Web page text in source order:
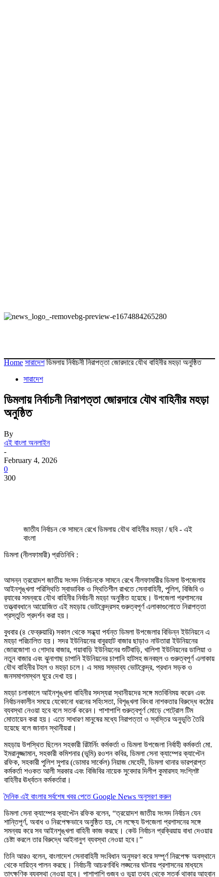
Home সারাদেশ ডিমলায় নির্বাচনী নিরাপত্তা জোরদারে যৌথ বাহিনীর মহড়া অনুষ্ঠিত
সারাদেশ
ডিমলায় নির্বাচনী নিরাপত্তা জোরদারে যৌথ বাহিনীর মহড়া
অনুষ্ঠিত
By
এই বাংলা অনলাইন
-
February 4, 2026
0
300
জাতীয নির্বাচন কে সামনে রেখে ডিমলায় যৌথ বাহিনীর মহড়া / ছবি - এই
বাংলা
ডিমলা (নীলফামারী) প্রতিনিধি :
আসন্ন ত্রয়োদশ জাতীয় সংসদ নির্বাচনকে সামনে রেখে নীলফামারীর ডিমলা উপজেলায়
আইনশৃঙ্খলা পরিস্থিতি স্বাভাবিক ও স্থিতিশীল রাখতে সেনাবাহিনী, পুলিশ, বিজিবি ও
র‍্যাবের সমন্বয়ে যৌথ বাহিনীর নির্বাচনী মহড়া অনুষ্ঠিত হয়েছে। উপজেলা প্রশাসনের
তত্ত্বাবধানে আয়োজিত এই মহড়ায় ভোটকেন্দ্রসহ গুরুত্বপূর্ণ এলাকাগুলোতে নিরাপত্তা
প্রস্তুতি প্রদর্শন করা হয়।
বুধবার (৪ ফেব্রুয়ারি) সকাল থেকে সন্ধ্যা পর্যন্ত ডিমলা উপজেলার বিভিন্ন ইউনিয়নে এ
মহড়া পরিচালিত হয়। সদর ইউনিয়নের বাবুরহাট বাজার ছাড়াও নাউতারা ইউনিয়নের
জোরজোগা ও গোদার বাজার, গয়াবাড়ি ইউনিয়নের শুটিবাড়ি, খালিশা ইউনিয়নের ডালিয়া ও
নতুন বাজার এবং ঝুনাগাছ চাপানি ইউনিয়নের চাপানি হাটসহ জনবহুল ও গুরুত্বপূর্ণ এলাকায়
যৌথ বাহিনীর টহল ও মহড়া চলে। এ সময় সম্ভাব্য ভোটকেন্দ্র, প্রধান সড়ক ও
জনসমাগমস্থল ঘুরে দেখা হয়।
মহড়া চলাকালে আইনশৃঙ্খলা বাহিনীর সদস্যরা স্থানীয়দের সঙ্গে মতবিনিময় করেন এবং
নির্বাচনকালীন সময়ে যেকোনো ধরনের সহিংসতা, বিশৃঙ্খলা কিংবা নাশকতার বিরুদ্ধে কঠোর
ব্যবস্থা নেওয়া হবে বলে সতর্ক করেন। পাশাপাশি গুরুত্বপূর্ণ মোড়ে পেট্রোল টিম
মোতায়েন করা হয়। এতে সাধারণ মানুষের মধ্যে নিরাপত্তা ও স্বস্তির অনুভূতি তৈরি
হয়েছে বলে জানান স্থানীয়রা।
মহড়ায় উপস্থিত ছিলেন সহকারী রিটার্নিং কর্মকর্তা ও ডিমলা উপজেলা নির্বাহী কর্মকর্তা মো.
ইমরানুজ্জামান, সহকারী কমিশনার (ভূমি) রওশন কবির, ডিমলা সেনা ক্যাম্পের ক্যাপ্টেন
রফিক, সহকারী পুলিশ সুপার (ডোমার সার্কেল) নিয়াজ মেহেদী, ডিমলা থানার ভারপ্রাপ্ত
কর্মকর্তা শওকত আলী সরকার এবং বিজিবির নায়েক সুবেদার দিলীপ কুমারসহ সংশ্লিষ্ট
বাহিনীর ঊর্ধ্বতন কর্মকর্তারা।
দৈনিক এই বাংলার সর্বশেষ খবর পেতে Google News অনুসরণ করুন
ডিমলা সেনা ক্যাম্পের ক্যাপ্টেন রফিক বলেন, “ত্রয়োদশ জাতীয় সংসদ নির্বাচন যেন
শান্তিপূর্ণ, অবাধ ও নিরপেক্ষভাবে অনুষ্ঠিত হয়, সে লক্ষ্যে উপজেলা প্রশাসনের সঙ্গে
সমন্বয় করে সব আইনশৃঙ্খলা বাহিনী কাজ করছে। কেউ নির্বাচন প্রক্রিয়ায় বাধা দেওয়ার
চেষ্টা করলে তার বিরুদ্ধে আইনানুগ ব্যবস্থা নেওয়া হবে।”
তিনি আরও বলেন, বাংলাদেশ সেনাবাহিনী সংবিধান অনুসরণ করে সম্পূর্ণ নিরপেক্ষ অবস্থানে
থেকে দায়িত্ব পালন করছে। নির্বাচনী আচরণবিধি লঙ্ঘনের ঘটনায় প্রশাসনের মাধ্যমে
তাৎক্ষণিক ব্যবস্থা নেওয়া হবে। পাশাপাশি গুজব ও ভুয়া তথ্য থেকে সতর্ক থাকার আহ্বান